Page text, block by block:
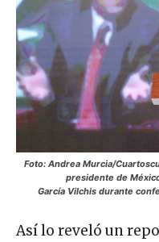
Foto: Andrea Murcia/
presidente de
García Vilchis durante
Así lo reveló un